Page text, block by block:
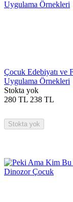
Çocuk Edebiyatı ve
Uygulama Örnekleri
Stokta yok
280 TL 238 TL
Stokta yok